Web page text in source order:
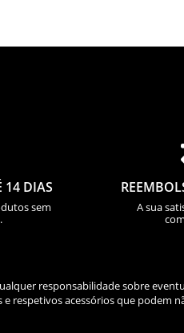
14 DIAS
sem
A sua
responsabilidade sobre
respetivos acessórios que podem